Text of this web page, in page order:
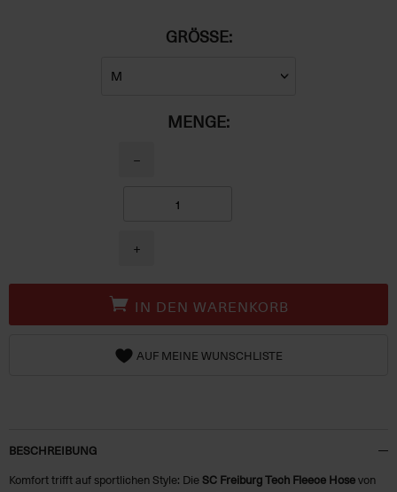
GRÖSSE:
MENGE:
−
+
IN DEN WARENKORB
AUF MEINE WUNSCHLISTE
BESCHREIBUNG
Komfort trifft auf sportlichen Style: Die SC Freiburg Tech Fleece Hosevon